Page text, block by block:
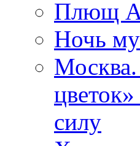
Плющ
Ночь
силу